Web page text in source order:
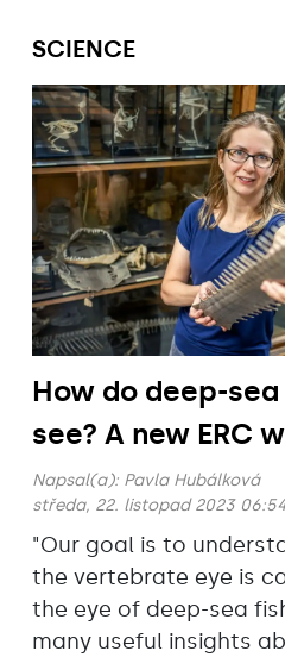
SCIENCE
How do deep-
see? A new ERC
Napsal(a): Pavla Hubálková
středa, 22. listopad 2023 06:54
"Our goal is to
the vertebrate eye is
the eye of deep-sea
many useful insights